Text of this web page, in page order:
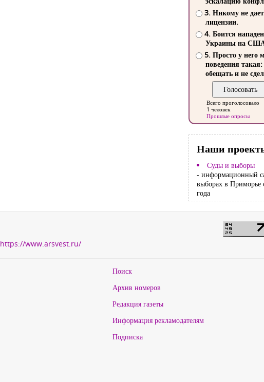
3. Никому не
лицензии.
4. Боится
Украины на
5. Просто у него
поведения такая:
обещать и не
Всего проголосовало
1 человек
Прошлые опросы
Наши
Суды и выборы
- информационный
выборах в Приморье
года
https://www.arsvest.ru/
Поиск
Архив номеров
Редакция газеты
Информация рекламодателям
Подписка